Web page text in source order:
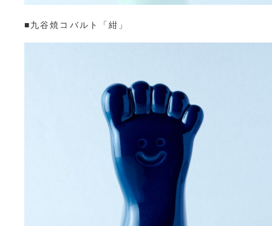
■九谷焼コバルト「紺」